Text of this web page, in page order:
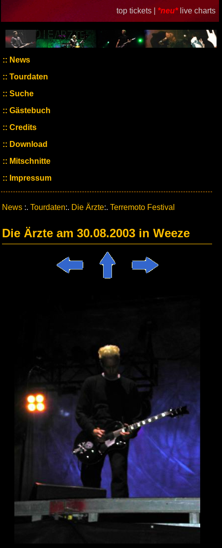
top tickets | *neu* live charts
News
Tourdaten
Suche
Gästebuch
Credits
Download
Mitschnitte
Impressum
News :. Tourdaten:. Die Ärzte:. Terremoto Festival
Die Ärzte am 30.08.2003 in Weeze